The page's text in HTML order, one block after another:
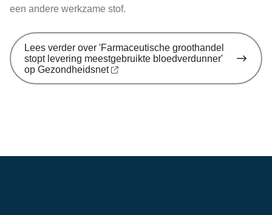
een andere werkzame stof.
Lees verderover 'Farmaceutische groothandel
stopt levering meestgebruikte bloedverdunner'
op Gezondheidsnet